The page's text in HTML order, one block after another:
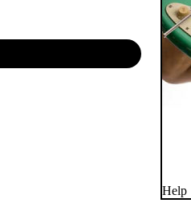
Help